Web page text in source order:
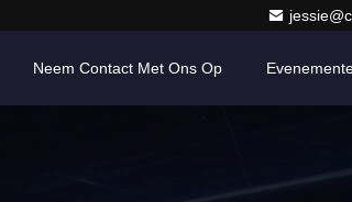
Neem Contact Met Ons Op